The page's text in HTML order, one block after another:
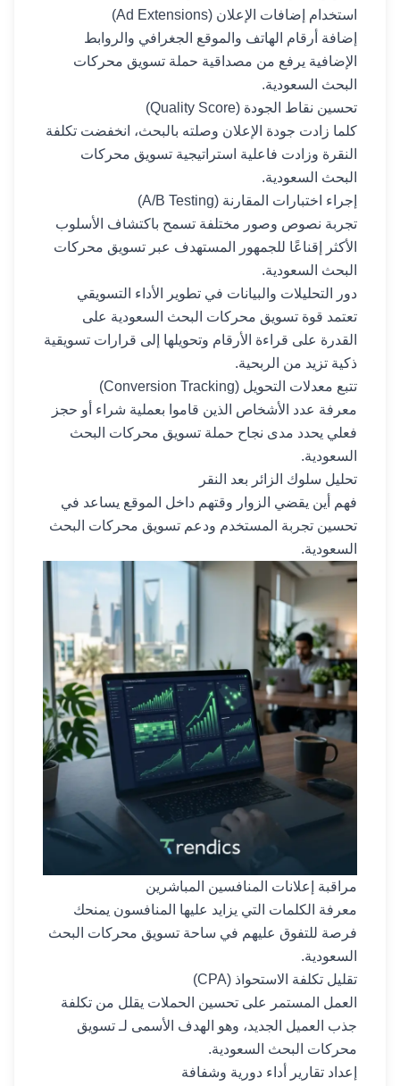
استخدام إضافات الإعلان (Ad Extensions)
إضافة أرقام الهاتف والموقع الجغرافي والروابط
الإضافية يرفع من مصداقية حملة تسويق محركات
البحث السعودية.
تحسين نقاط الجودة (Quality Score)
كلما زادت جودة الإعلان وصلته بالبحث، انخفضت تكلفة
النقرة وزادت فاعلية استراتيجية تسويق محركات
البحث السعودية.
إجراء اختبارات المقارنة (A/B Testing)
تجربة نصوص وصور مختلفة تسمح باكتشاف الأسلوب
الأكثر إقناعًا للجمهور المستهدف عبر تسويق محركات
البحث السعودية.
دور التحليلات والبيانات في تطوير الأداء التسويقي
تعتمد قوة تسويق محركات البحث السعودية على
القدرة على قراءة الأرقام وتحويلها إلى قرارات تسويقية
ذكية تزيد من الربحية.
تتبع معدلات التحويل (Conversion Tracking)
معرفة عدد الأشخاص الذين قاموا بعملية شراء أو حجز
فعلي يحدد مدى نجاح حملة تسويق محركات البحث
السعودية.
تحليل سلوك الزائر بعد النقر
فهم أين يقضي الزوار وقتهم داخل الموقع يساعد في
تحسين تجربة المستخدم ودعم تسويق محركات البحث
السعودية.
مراقبة إعلانات المنافسين المباشرين
معرفة الكلمات التي يزايد عليها المنافسون يمنحك
فرصة للتفوق عليهم في ساحة تسويق محركات البحث
السعودية.
تقليل تكلفة الاستحواذ (CPA)
العمل المستمر على تحسين الحملات يقلل من تكلفة
جذب العميل الجديد، وهو الهدف الأسمى لـ تسويق
محركات البحث السعودية.
إعداد تقارير أداء دورية وشفافة